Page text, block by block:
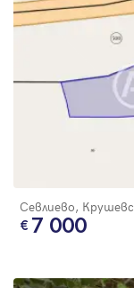
Севлиево,
7 000